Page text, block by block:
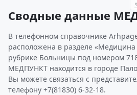
Сводные данные
В телефонном справочнике
расположена в разделе
рубрике Больницы под номером
МЕДПУНКТ находится в городе
Вы можете связаться с
телефону +7(81830) 6-32-18.